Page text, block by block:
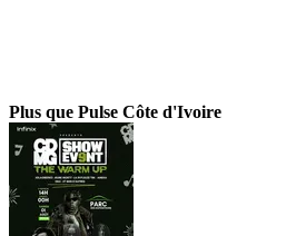
Plus que Pulse Côte d'Ivoire